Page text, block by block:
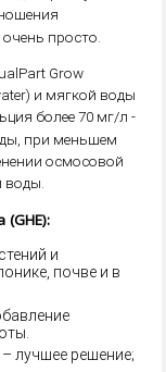
очень просто.
Grow
и мягкой воды
более 70 мг/л -
при меньшем
осмосовой
воды.
и
почве и в
– лучшее решение;